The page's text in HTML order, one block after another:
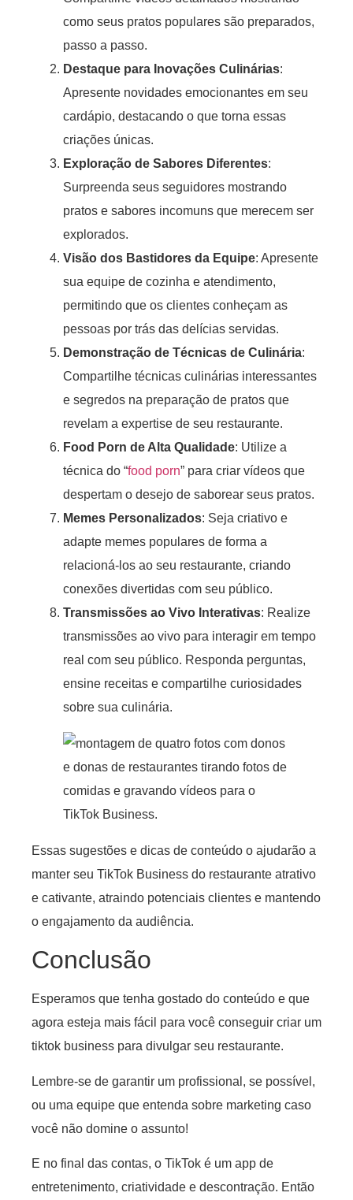
como seus pratos populares são preparados,
passo a passo.
Destaque para Inovações Culinárias:
Apresente novidades emocionantes em seu
cardápio, destacando o que torna essas
criações únicas.
Exploração de Sabores Diferentes:
Surpreenda seus seguidores mostrando
pratos e sabores incomuns que merecem ser
explorados.
Visão dos Bastidores da Equipe: Apresente
sua equipe de cozinha e atendimento,
permitindo que os clientes conheçam as
pessoas por trás das delícias servidas.
Demonstração de Técnicas de Culinária:
Compartilhe técnicas culinárias interessantes
e segredos na preparação de pratos que
revelam a expertise de seu restaurante.
Food Porn de Alta Qualidade: Utilize a
técnica do “food porn” para criar vídeos que
despertam o desejo de saborear seus pratos.
Memes Personalizados: Seja criativo e
adapte memes populares de forma a
relacioná-los ao seu restaurante, criando
conexões divertidas com seu público.
Transmissões ao Vivo Interativas: Realize
transmissões ao vivo para interagir em tempo
real com seu público. Responda perguntas,
ensine receitas e compartilhe curiosidades
sobre sua culinária.
Essas sugestões e dicas de conteúdo o ajudarão a
manter seu TikTok Business do restaurante atrativo
e cativante, atraindo potenciais clientes e mantendo
o engajamento da audiência.
Conclusão
Esperamos que tenha gostado do conteúdo e que
agora esteja mais fácil para você conseguir criar um
tiktok business para divulgar seu restaurante.
Lembre-se de garantir um profissional, se possível,
ou uma equipe que entenda sobre marketing caso
você não domine o assunto!
E no final das contas, o TikTok é um app de
entretenimento, criatividade e descontração. Então